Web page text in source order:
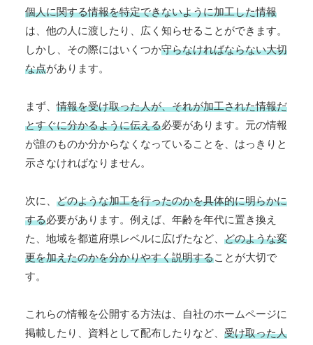
個人に関する情報を特定できないように加工した情報
は、他の人に渡したり、広く知らせることができます。
しかし、その際にはいくつか守らなければならない大切
な点があります。
まず、情報を受け取った人が、それが加工された情報だ
とすぐに分かるように伝える必要があります。元の情報
が誰のものか分からなくなっていることを、はっきりと
示さなければなりません。
次に、 どのような加工を行ったのかを具体的に明らかに
する必要があります。例えば、年齢を年代に置き換え
た、地域を都道府県レベルに広げたなど、 どのような変
更を加えたのかを分かりやすく説明することが大切で
す。
これらの情報を公開する方法は、自社のホームページに
掲載したり、資料として配布したりなど、 受け取った人